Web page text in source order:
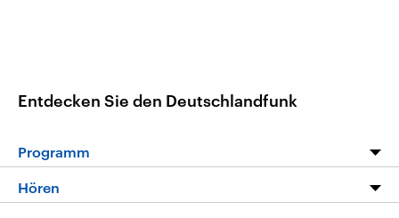
Entdecken Sie den Deutschlandfunk
Programm
Programm
Hören